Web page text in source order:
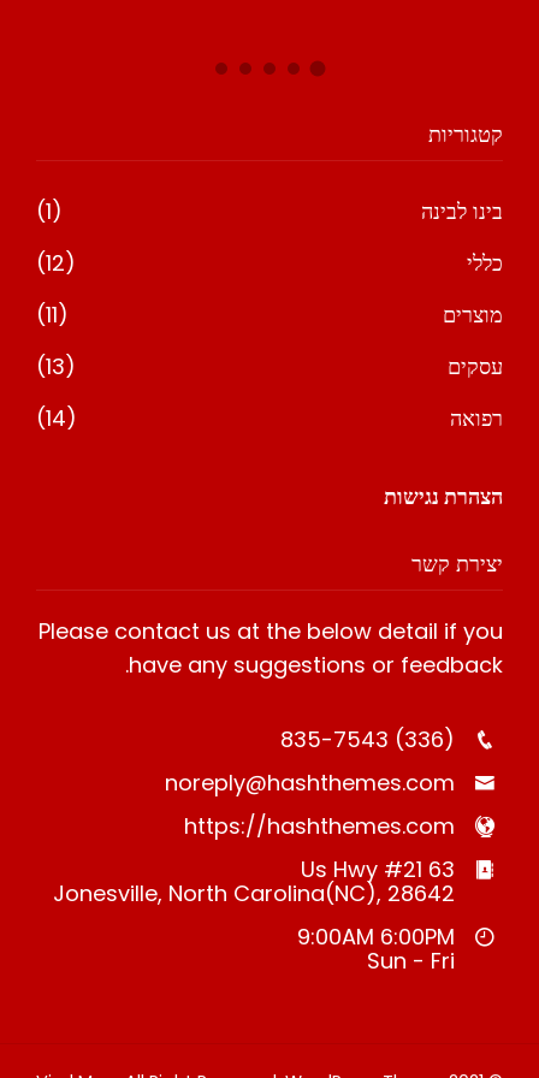
קטגוריות
בינו לבינה
(1)
כללי
(12)
מוצרים
(11)
עסקים
(13)
רפואה
(14)
הצהרת נגישות
יצירת קשר
Please contact us at the below detail if you
have any suggestions or feedback.
(336) 835-7543
noreply@hashthemes.com
https://hashthemes.com
63 Us Hwy #21
Jonesville, North Carolina(NC), 28642
9:00AM 6:00PM
Sun - Fri